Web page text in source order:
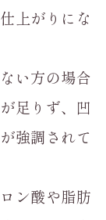
上がりにな
い方の場合
足りず、凹
強調されて
ン酸や脂肪